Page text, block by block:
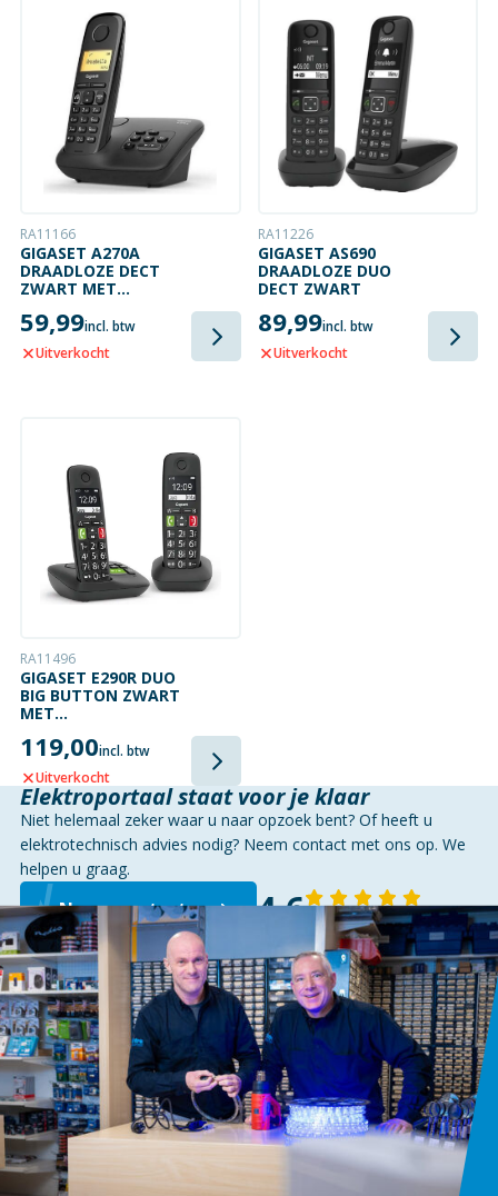
RA11166
GIGASET A270A
DRAADLOZE DECT
ZWART MET
ANTWOORDAPPARAAT
59,99incl. btw
Uitverkocht
RA11226
GIGASET AS690
DRAADLOZE DUO
DECT ZWART
89,99incl. btw
Uitverkocht
RA11496
GIGASET E290R DUO
BIG BUTTON ZWART
MET
ANTWOORDAPPARAAT
119,00incl. btw
Uitverkocht
Elektroportaal staat voor je klaar
Niet helemaal zeker waar u naar opzoek bent? Of heeft u
elektrotechnisch advies nodig? Neem contact met ons op. We
helpen u graag.
Neem contact op 4,6 143 reviews